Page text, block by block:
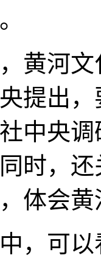
黄河
提出，
中央
时，
体会
，可